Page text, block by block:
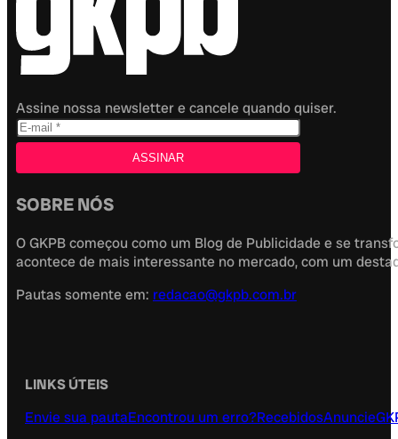
Assine nossa newsletter e cancele quando quiser.
SOBRE NÓS
O GKPB começou como um Blog de Publicidade e se
acontece de mais interessante no mercado, com um
Pautas somente em: redacao@gkpb.com.br
LINKS ÚTEIS
Envie sua pautaEncontrou um erro?RecebidosAnuncie